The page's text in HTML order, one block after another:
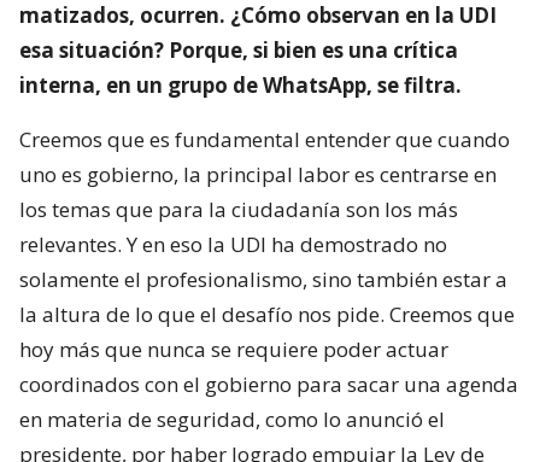
matizados, ocurren. ¿Cómo observan en la UDI
esa situación? Porque, si bien es una crítica
interna, en un grupo de WhatsApp, se filtra.
Creemos que es fundamental entender que cuando
uno es gobierno, la principal labor es centrarse en
los temas que para la ciudadanía son los más
relevantes. Y en eso la UDI ha demostrado no
solamente el profesionalismo, sino también estar a
la altura de lo que el desafío nos pide. Creemos que
hoy más que nunca se requiere poder actuar
coordinados con el gobierno para sacar una agenda
en materia de seguridad, como lo anunció el
presidente, por haber logrado empujar la Ley de